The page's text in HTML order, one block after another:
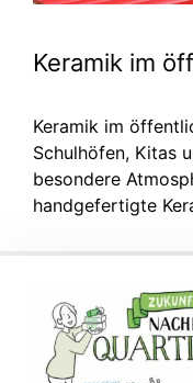
Keramik im
Keramik im
Schulhöfen, Kitas
besondere
handgefertigte